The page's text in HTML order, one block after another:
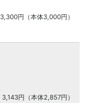
3,300円（本体3,000円）
3,143円（本体2,857円）